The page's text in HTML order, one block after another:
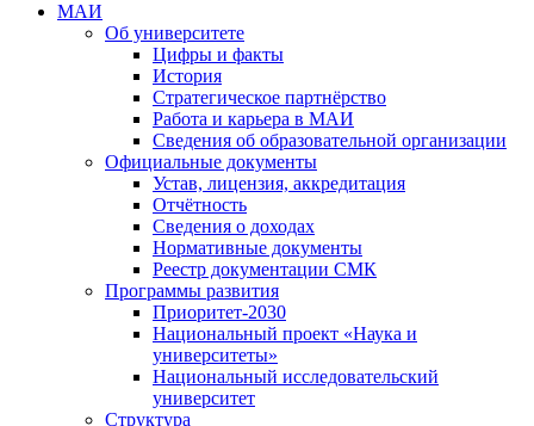
МАИ
Об университете
Цифры и факты
История
Стратегическое партнёрство
Работа и карьера в МАИ
Сведения об образовательной организации
Официальные документы
Устав, лицензия, аккредитация
Отчётность
Сведения о доходах
Нормативные документы
Реестр документации СМК
Программы развития
Приоритет-2030
Национальный проект «Наука и
университеты»
Национальный исследовательский
университет
Структура